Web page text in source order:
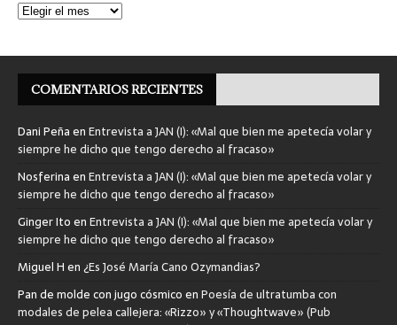
COMENTARIOS RECIENTES
Dani PeñaenEntrevista a JAN (I): «Mal que bien me apetecía volar y
siempre he dicho que tengo derecho al fracaso»
NosferinaenEntrevista a JAN (I): «Mal que bien me apetecía volar y
siempre he dicho que tengo derecho al fracaso»
Ginger ItoenEntrevista a JAN (I): «Mal que bien me apetecía volar y
siempre he dicho que tengo derecho al fracaso»
Miguel Hen¿Es José María Cano Ozymandias?
Pan de molde con jugo cósmicoenPoesía de ultratumba con
modales de pelea callejera: «Rizzo» y «Thoughtwave» (Pub